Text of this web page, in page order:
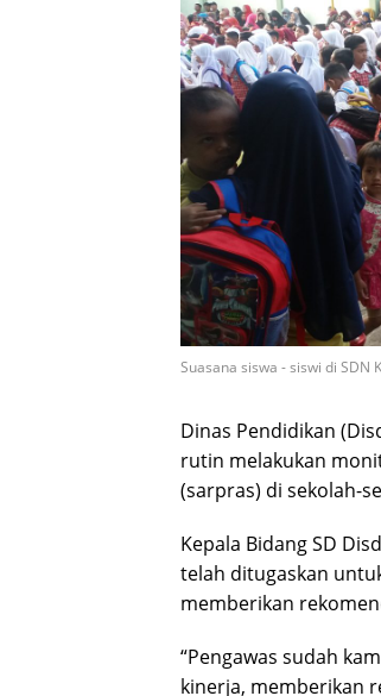
Suasana siswa - siswi di SDN
Dinas Pendidikan
rutin melakukan
(sarpras) di sekolah-
Kepala Bidang SD
telah ditugaskan
memberikan
“Pengawas sudah
kinerja, memberikan